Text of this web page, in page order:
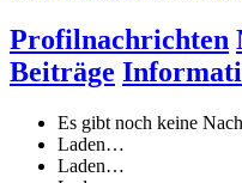
Profilnachrichten
Beiträge
Es gibt noch keine
Laden…
Laden…